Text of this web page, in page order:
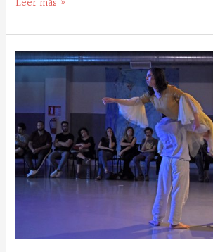
Leer más »
En
Ecuador,
incentivos
tributarios
son
la
cara
del
mecenazgo